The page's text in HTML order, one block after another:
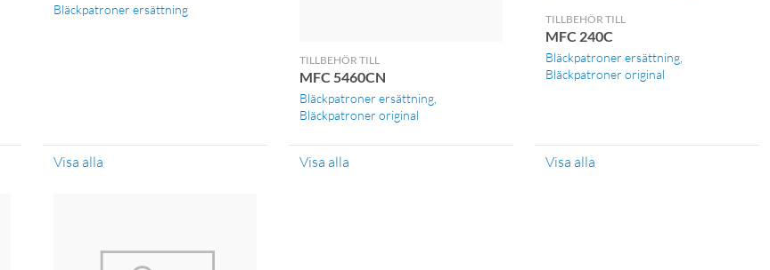
Bläckpatroner ersättning
Visa alla
TILLBEHÖR TILL
MFC 5460CN
Bläckpatroner ersättning
Bläckpatroner original
Visa alla
TILLBEHÖR TILL
MFC 240C
Bläckpatroner ersättning
Bläckpatroner original
Visa alla